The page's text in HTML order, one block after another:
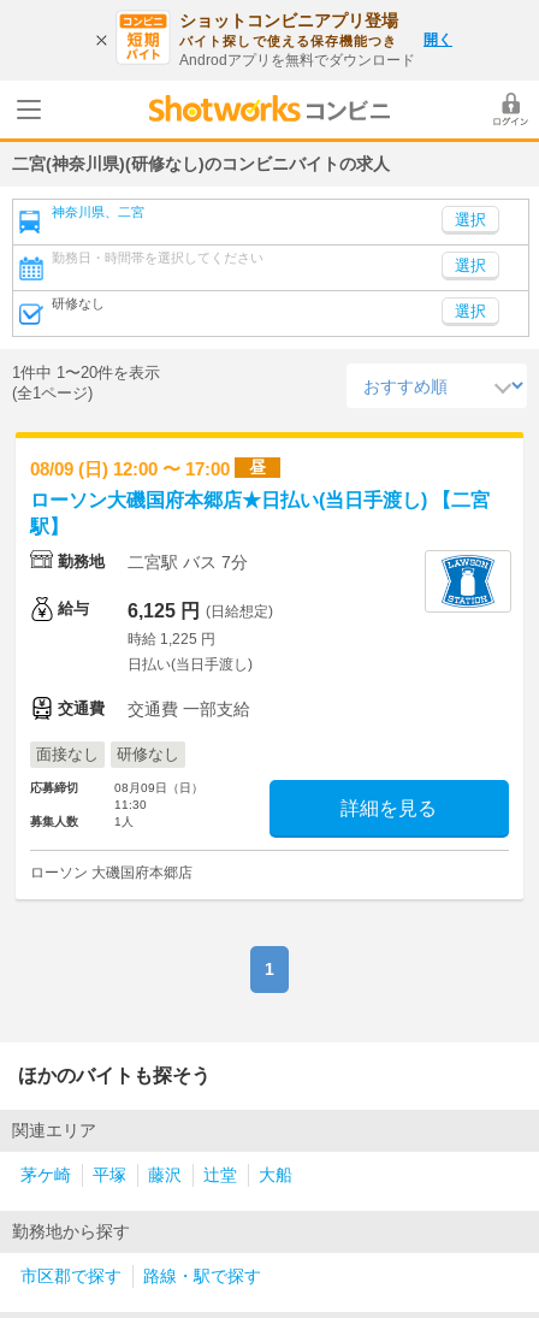
ショットコンビニアプリ登場
バイト探しで使える保存機能つき
Androdアプリを無料でダウンロード
開く
二宮(神奈川県)(研修なし)のコンビニバイトの求人
神奈川県、二宮
勤務日・時間帯を選択してください 選択
研修なし 選択
1件中 1〜20件を表示
(全1ページ)
08/09 (日) 12:00 〜 17:00 昼
ローソン大磯国府本郷店★日払い(当日手渡し) 【二宮
駅】
勤務地 二宮駅 バス 7分
給与 6,125 円 (日給想定)
時給 1,225 円
日払い(当日手渡し)
交通費 交通費 一部支給
面接なし 研修なし
応募締切
08月09日（日）
11:30
募集人数
1人
詳細を見る
ローソン 大磯国府本郷店
1
ほかのバイトも探そう
関連エリア
茅ケ崎 平塚 藤沢 辻堂 大船
勤務地から探す
市区郡で探す 路線・駅で探す